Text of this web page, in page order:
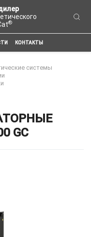
®
КОНТАКТЫ
системы
GC